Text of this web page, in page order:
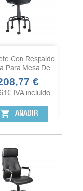
Con Respaldo
Para Mesa De...
€
€ IVA incluído
shopping_cart AÑADIR